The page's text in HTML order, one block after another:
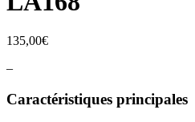
135,00€
–
Caractéristiques principales